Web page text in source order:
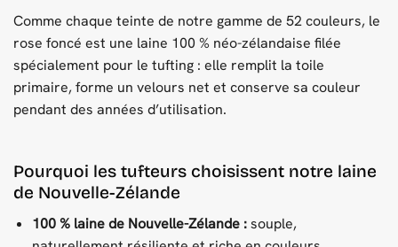
Comme chaque teinte de notre gamme de 52 couleurs, le
rose foncé est une laine 100 % néo-zélandaise filée
spécialement pour le tufting : elle remplit la toile
primaire, forme un velours net et conserve sa couleur
pendant des années d’utilisation.
Pourquoi les tufteurs choisissent notre laine
de Nouvelle-Zélande
100 % laine de Nouvelle-Zélande :souple,